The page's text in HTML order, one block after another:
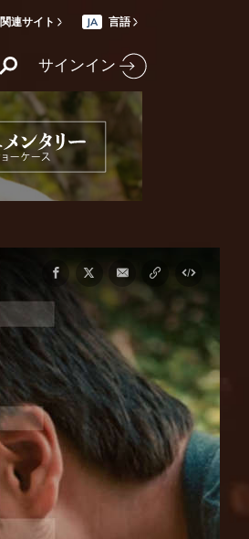
関連サイト JA 言語
サインイン